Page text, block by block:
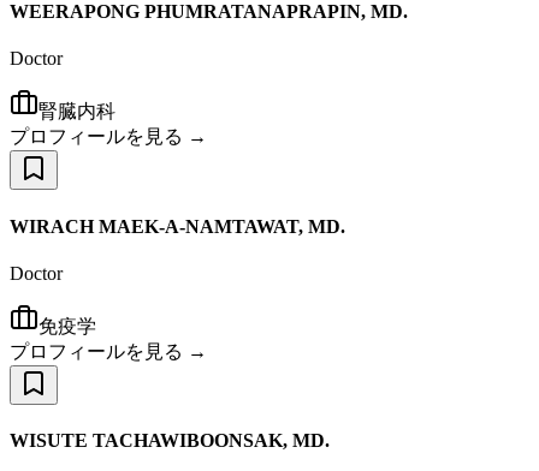
WEERAPONG PHUMRATANAPRAPIN, MD.
Doctor
腎臓内科
プロフィールを見る →
WIRACH MAEK-A-NAMTAWAT, MD.
Doctor
免疫学
プロフィールを見る →
WISUTE TACHAWIBOONSAK, MD.